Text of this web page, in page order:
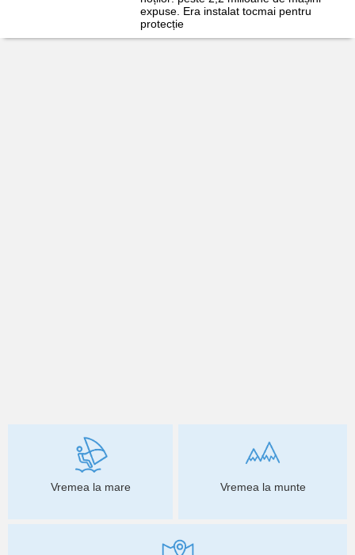
expuse. Era instalat tocmai pentru
protecție
Vremea la mare Vremea la munte